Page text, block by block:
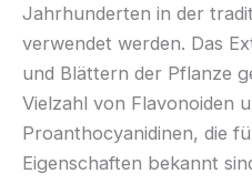
Jahrhunderten in der
verwendet werden. Das
und Blättern der Pflanze
Vielzahl von Flavonoiden
Proanthocyanidinen, die
Eigenschaften bekannt